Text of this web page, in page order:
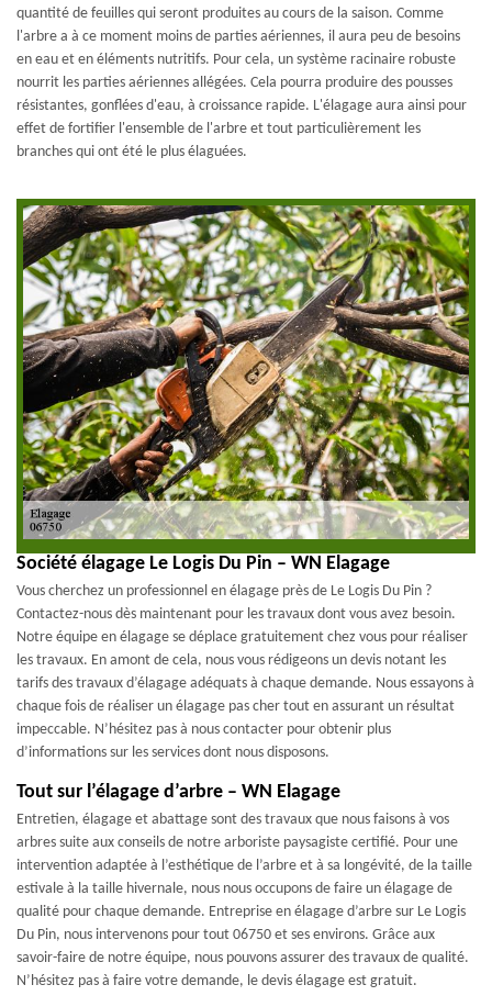
quantité de feuilles qui seront produites au cours de la saison. Comme
l'arbre a à ce moment moins de parties aériennes, il aura peu de besoins
en eau et en éléments nutritifs. Pour cela, un système racinaire robuste
nourrit les parties aériennes allégées. Cela pourra produire des pousses
résistantes, gonflées d'eau, à croissance rapide. L'élagage aura ainsi pour
effet de fortifier l'ensemble de l'arbre et tout particulièrement les
branches qui ont été le plus élaguées.
Société élagage Le Logis Du Pin – WN Elagage
Vous cherchez un professionnel en élagage près de Le Logis Du Pin ?
Contactez-nous dès maintenant pour les travaux dont vous avez besoin.
Notre équipe en élagage se déplace gratuitement chez vous pour réaliser
les travaux. En amont de cela, nous vous rédigeons un devis notant les
tarifs des travaux d’élagage adéquats à chaque demande. Nous essayons à
chaque fois de réaliser un élagage pas cher tout en assurant un résultat
impeccable. N’hésitez pas à nous contacter pour obtenir plus
d’informations sur les services dont nous disposons.
Tout sur l’élagage d’arbre – WN Elagage
Entretien, élagage et abattage sont des travaux que nous faisons à vos
arbres suite aux conseils de notre arboriste paysagiste certifié. Pour une
intervention adaptée à l’esthétique de l’arbre et à sa longévité, de la taille
estivale à la taille hivernale, nous nous occupons de faire un élagage de
qualité pour chaque demande. Entreprise en élagage d’arbre sur Le Logis
Du Pin, nous intervenons pour tout 06750 et ses environs. Grâce aux
savoir-faire de notre équipe, nous pouvons assurer des travaux de qualité.
N’hésitez pas à faire votre demande, le devis élagage est gratuit.